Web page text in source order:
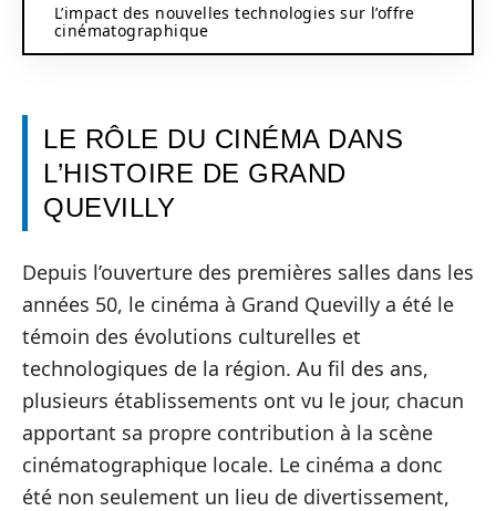
L’impact des nouvelles technologies sur l’offre
cinématographique
LE RÔLE DU CINÉMA DANS
L’HISTOIRE DE GRAND
QUEVILLY
Depuis l’ouverture des premières salles dans les
années 50, le cinéma à Grand Quevilly a été le
témoin des évolutions culturelles et
technologiques de la région. Au fil des ans,
plusieurs établissements ont vu le jour, chacun
apportant sa propre contribution à la scène
cinématographique locale. Le cinéma a donc
été non seulement un lieu de divertissement,